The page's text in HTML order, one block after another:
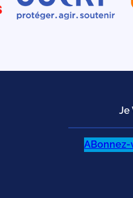
Je